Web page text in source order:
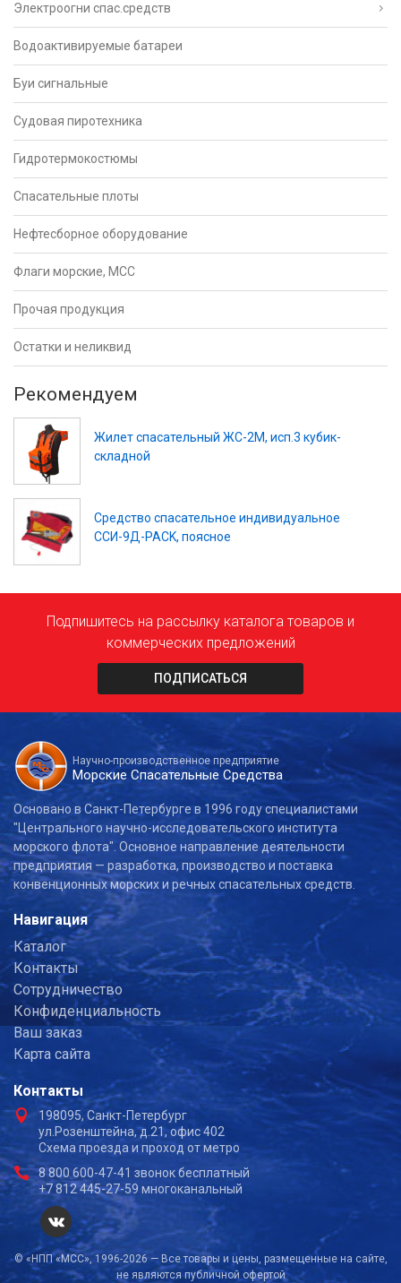
Электроогни спас.средств
Водоактивируемые батареи
Буи сигнальные
Судовая пиротехника
Гидротермокостюмы
Спасательные плоты
Нефтесборное оборудование
Флаги морские, МСС
Прочая продукция
Остатки и неликвид
Рекомендуем
Жилет спасательный ЖС-2М, исп.3 кубик-
складной
Средство спасательное индивидуальное
ССИ-9Д-PACK, поясное
Подпишитесь на рассылку каталога товаров и
коммерческих предложений
ПОДПИСАТЬСЯ
Научно-производственное предприятие
Морские Спасательные Средства
Основано в Санкт-Петербурге в 1996 году специалистами
"Центрального научно-исследовательского института
морского флота". Основное направление деятельности
предприятия — разработка, производство и поставка
конвенционных морских и речных спасательных средств.
Навигация
Каталог
Контакты
Сотрудничество
Конфиденциальность
Ваш заказ
Карта сайта
Контакты
198095, Санкт-Петербург
ул.Розенштейна, д.21, офис 402
Схема проезда и проход от метро
8 800 600-47-41 звонок бесплатный
+7 812 445-27-59 многоканальный
© «НПП «МСС», 1996-2026 — Все товары и цены, размещенные на сайте,
не являются публичной офертой